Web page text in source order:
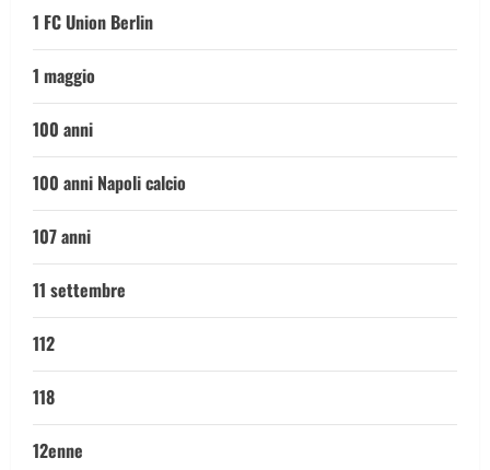
1 FC Union Berlin
1 maggio
100 anni
100 anni Napoli calcio
107 anni
11 settembre
112
118
12enne